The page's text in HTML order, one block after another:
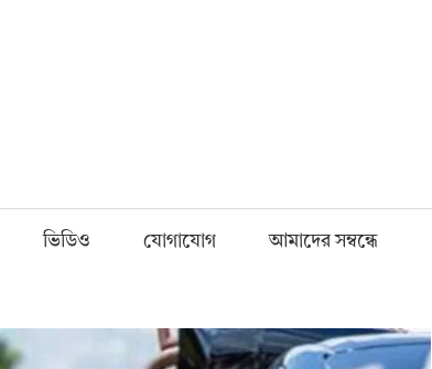
ভিডিও যোগাযোগ আমাদের সম্বন্ধে